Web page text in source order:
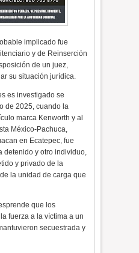
implicado fue
y de Reinserción
de un juez,
su situación jurídica.
es investigado se
de 2025, cuando la
marca Kenworth y al
México-Pachuca,
en Ecatepec, fue
detenido y otro individuo,
y privado de la
la unidad de carga que
que los
fuerza a la víctima a un
secuestrada y